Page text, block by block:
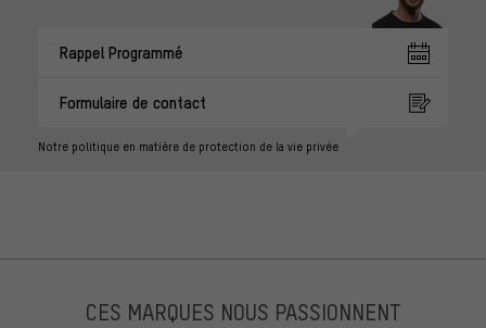
Rappel Programmé
Formulaire de contact
Notre politique en matière de protection de la vie privée
CES MARQUES NOUS PASSIONNENT